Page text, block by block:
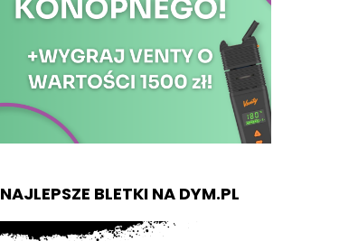
NAJLEPSZE BLETKI NA DYM.PL